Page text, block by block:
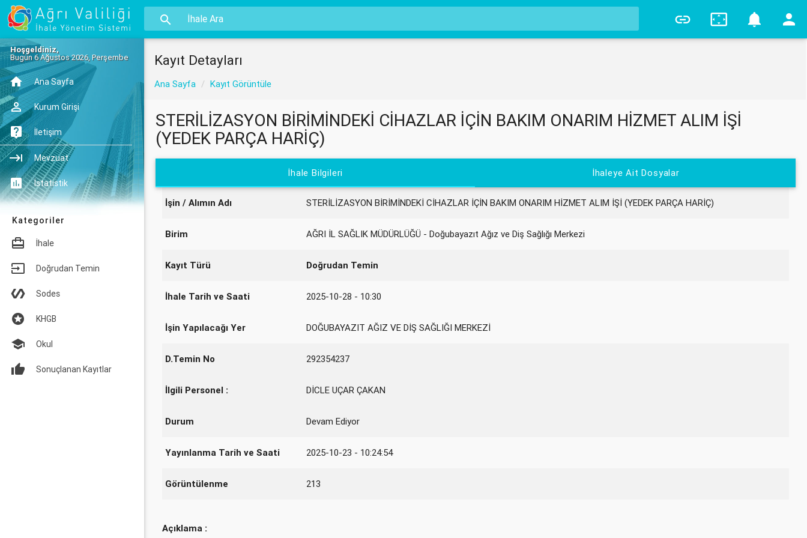
Hoşgeldiniz,
Bugün 6 Ağustos 2026, Perşembe
Ana Sayfa
Kurum Girişi
İletişim
Mevzuat
İstatistik
Kategoriler
İhale
Doğrudan Temin
Sodes
KHGB
Okul
Sonuçlanan Kayıtlar
Kayıt Detayları
Ana Sayfa Kayıt Görüntüle
STERİLİZASYON BİRİMİNDEKİ CİHAZLAR İÇİN BAKIM ONARIM HİZMET ALIM İŞİ
(YEDEK PARÇA HARİÇ)
İhale Bilgileri İhaleye Ait Dosyalar
İşin / Alımın Adı STERİLİZASYON BİRİMİNDEKİ CİHAZLAR İÇİN BAKIM ONARIM HİZMET ALIM İŞİ (YEDEK PARÇA HARİÇ)
Birim AĞRI İL SAĞLIK MÜDÜRLÜĞÜ - Doğubayazıt Ağız ve Diş Sağlığı Merkezi
Kayıt Türü Doğrudan Temin
İhale Tarih ve Saati 2025-10-28 - 10:30
İşin Yapılacağı Yer DOĞUBAYAZIT AĞIZ VE DİŞ SAĞLIĞI MERKEZİ
D.Temin No 292354237
İlgili Personel : DİCLE UÇAR ÇAKAN
Durum Devam Ediyor
Yayınlanma Tarih ve Saati 2025-10-23 - 10:24:54
Görüntülenme 213
Açıklama :